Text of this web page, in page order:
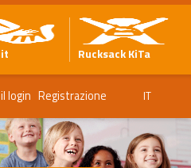
Rucksack KiTa
login Registrazione IT